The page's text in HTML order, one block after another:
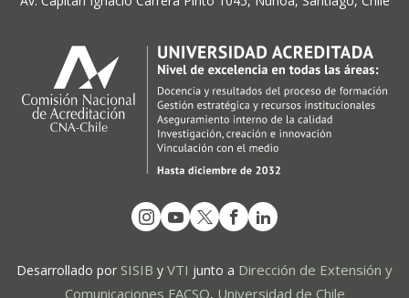
Desarrollado por SISIB y VTI junto a Dirección de Extensión y
Comunicaciones FACSO, Universidad de Chile